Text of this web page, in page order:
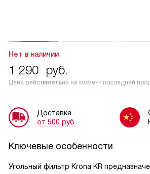
Нет в наличии
1 290 руб.
Цена действительна на момент последней
Доставка
от 500 руб.
Ключевые особенности
Угольный фильтр Krona KR